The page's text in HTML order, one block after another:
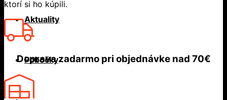
Aktuality
Pobočky
ktorí si ho kúpili.
Doprava zadarmo pri objednávke nad 70€